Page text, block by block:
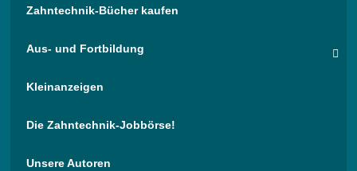
Zahntechnik-Bücher kaufen
Aus- und Fortbildung
Kleinanzeigen
Die Zahntechnik-Jobbörse!
Unsere Autoren